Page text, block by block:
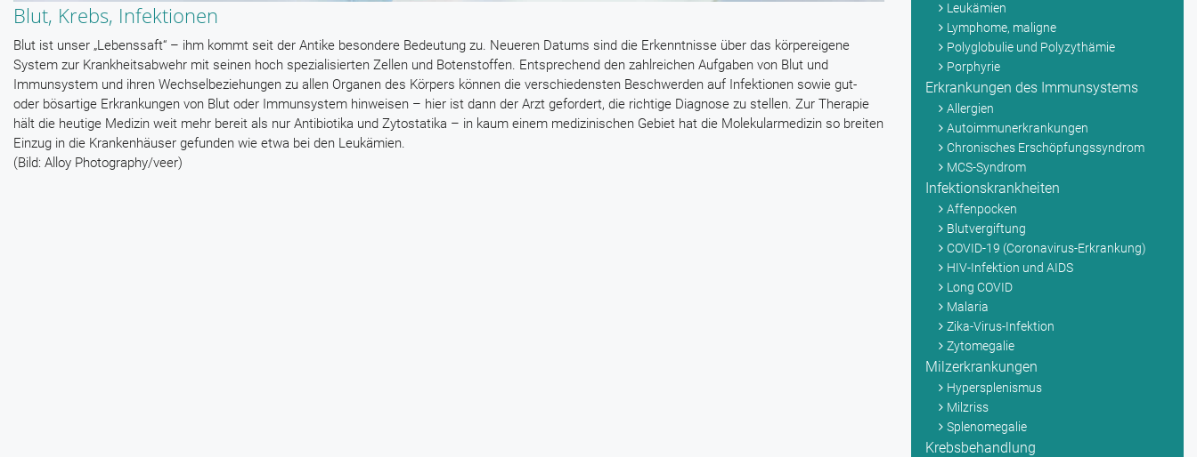
Blut, Krebs, Infektionen
Blut ist unser „Lebenssaft“ – ihm kommt seit der Antike besondere Bedeutung zu. Neueren Datums sind die Erkenntnisse über das körpereigene
System zur Krankheitsabwehr mit seinen hoch spezialisierten Zellen und Botenstoffen. Entsprechend den zahlreichen Aufgaben von Blut und
Immunsystem und ihren Wechselbeziehungen zu allen Organen des Körpers können die verschiedensten Beschwerden auf Infektionen sowie gut-
oder bösartige Erkrankungen von Blut oder Immunsystem hinweisen – hier ist dann der Arzt gefordert, die richtige Diagnose zu stellen. Zur Therapie
hält die heutige Medizin weit mehr bereit als nur Antibiotika und Zytostatika – in kaum einem medizinischen Gebiet hat die Molekularmedizin so breiten
Einzug in die Krankenhäuser gefunden wie etwa bei den Leukämien.
(Bild: Alloy Photography/veer)
Leukämien
Lymphome, maligne
Polyglobulie und Polyzythämie
Porphyrie
Erkrankungen des Immunsystems
Allergien
Autoimmunerkrankungen
Chronisches Erschöpfungssyndrom
MCS-Syndrom
Infektionskrankheiten
Affenpocken
Blutvergiftung
COVID-19 (Coronavirus-Erkrankung)
HIV-Infektion und AIDS
Long COVID
Malaria
Zika-Virus-Infektion
Zytomegalie
Milzerkrankungen
Hypersplenismus
Milzriss
Splenomegalie
Krebsbehandlung